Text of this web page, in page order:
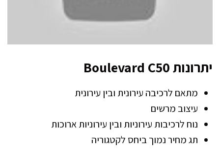
יתרונות Boulevard C50
מתאם לרכיבה עירונית ובין עירונית
עיצוב מרשים
נוח לרכיבות עירוניות ובין עירוניות ארוכות
תג מחיר נמוך ביחס לקטגוריה